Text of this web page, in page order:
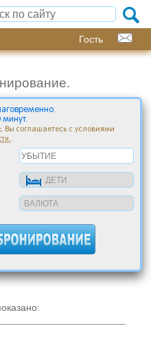
Гость
минут.
соглашаетесь с условиями
.